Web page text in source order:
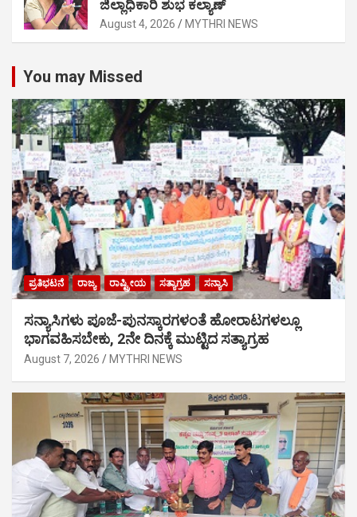
ಜಿಲ್ಲಾಧಿಕಾರಿ ಶುಭ ಕಲ್ಯಾಣ್
August 4, 2026 MYTHRI NEWS
You may Missed
ಪ್ರತಿಭಟನೆ ರಾಜ್ಯ ರಾಷ್ಟ್ರೀಯ ಸತ್ಯಾಗ್ರಹ ಸನ್ಯಾಸಿ
ಸನ್ಯಾಸಿಗಳು ಪೂಜೆ-ಪುನಸ್ಕಾರಗಳಂತೆ ಹೋರಾಟಗಳಲ್ಲೂ
ಭಾಗವಹಿಸಬೇಕು, 2ನೇ ದಿನಕ್ಕೆ ಮುಟ್ಟಿದ ಸತ್ಯಾಗ್ರಹ
August 7, 2026 MYTHRI NEWS